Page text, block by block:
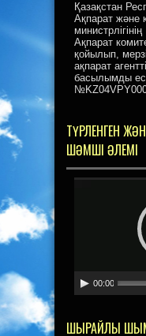
Қазақстан
Ақпарат және
министрлігінің
Ақпарат
қойылып,
ақпарат
басылымды
ТҮРЛЕНГЕН
ШӘМШІ ӘЛЕМІ
00:00
ШЫРАЙЛЫ